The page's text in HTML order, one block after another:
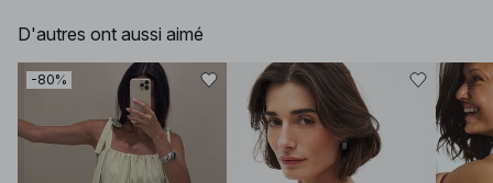
D'autres ont aussi aimé
-80%